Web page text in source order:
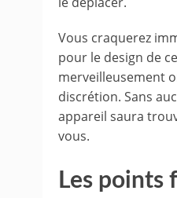
Vous craquerez
pour le design de
merveilleusement
discrétion. Sans
appareil saura
vous.
Les points